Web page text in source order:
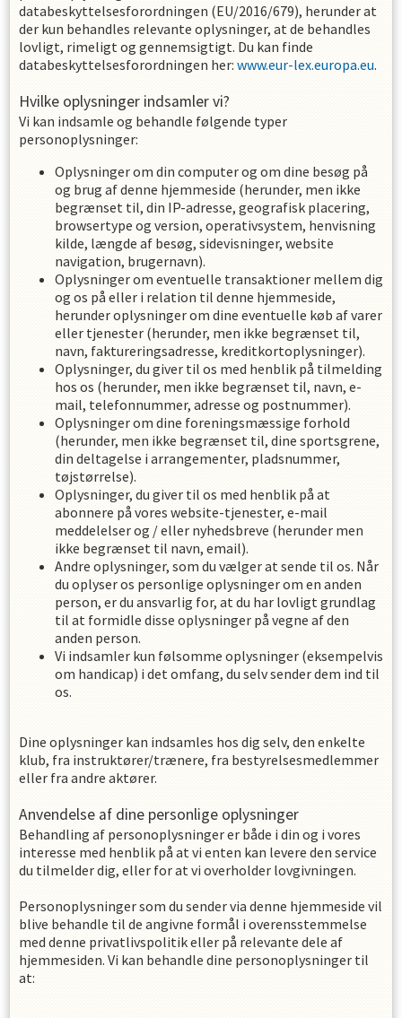
databeskyttelsesforordningen (EU/2016/679), herunder at
der kun behandles relevante oplysninger, at de behandles
lovligt, rimeligt og gennemsigtigt. Du kan finde
databeskyttelsesforordningen her: www.eur-lex.europa.eu.
Hvilke oplysninger indsamler vi?
Vi kan indsamle og behandle følgende typer
personoplysninger:
Oplysninger om din computer og om dine besøg på
og brug af denne hjemmeside (herunder, men ikke
begrænset til, din IP-adresse, geografisk placering,
browsertype og version, operativsystem, henvisning
kilde, længde af besøg, sidevisninger, website
navigation, brugernavn).
Oplysninger om eventuelle transaktioner mellem dig
og os på eller i relation til denne hjemmeside,
herunder oplysninger om dine eventuelle køb af varer
eller tjenester (herunder, men ikke begrænset til,
navn, faktureringsadresse, kreditkortoplysninger).
Oplysninger, du giver til os med henblik på tilmelding
hos os (herunder, men ikke begrænset til, navn, e-
mail, telefonnummer, adresse og postnummer).
Oplysninger om dine foreningsmæssige forhold
(herunder, men ikke begrænset til, dine sportsgrene,
din deltagelse i arrangementer, pladsnummer,
tøjstørrelse).
Oplysninger, du giver til os med henblik på at
abonnere på vores website-tjenester, e-mail
meddelelser og / eller nyhedsbreve (herunder men
ikke begrænset til navn, email).
Andre oplysninger, som du vælger at sende til os. Når
du oplyser os personlige oplysninger om en anden
person, er du ansvarlig for, at du har lovligt grundlag
til at formidle disse oplysninger på vegne af den
anden person.
Vi indsamler kun følsomme oplysninger (eksempelvis
om handicap) i det omfang, du selv sender dem ind til
os.
Dine oplysninger kan indsamles hos dig selv, den enkelte
klub, fra instruktører/trænere, fra bestyrelsesmedlemmer
eller fra andre aktører.
Anvendelse af dine personlige oplysninger
Behandling af personoplysninger er både i din og i vores
interesse med henblik på at vi enten kan levere den service
du tilmelder dig, eller for at vi overholder lovgivningen.
Personoplysninger som du sender via denne hjemmeside vil
blive behandle til de angivne formål i overensstemmelse
med denne privatlivspolitik eller på relevante dele af
hjemmesiden. Vi kan behandle dine personoplysninger til
at: